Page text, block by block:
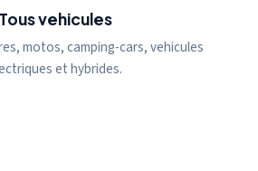
Tous vehicules
motos, camping-cars, vehicules
et hybrides.